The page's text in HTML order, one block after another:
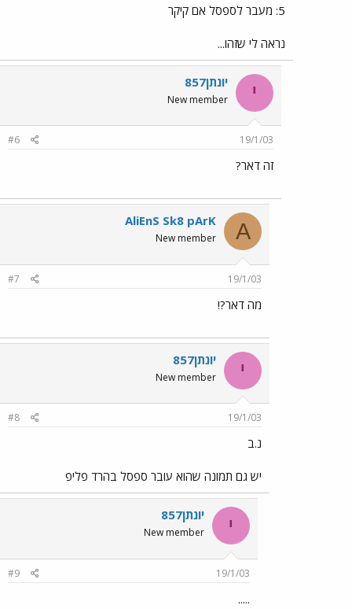
5: מעבר לספסל אם קיקר
נראה לי שזהו...
י יונתן857
New member
19/1/03
#6
זה דאר?
A
AliEnS Sk8 pArK
New member
19/1/03
#7
מה דאר?!
י יונתן857
New member
19/1/03
#8
נ.ב
יש גם תמונה שהוא עובר ספסל בהרד פליפ
י יונתן857
New member
19/1/03
#9
.....